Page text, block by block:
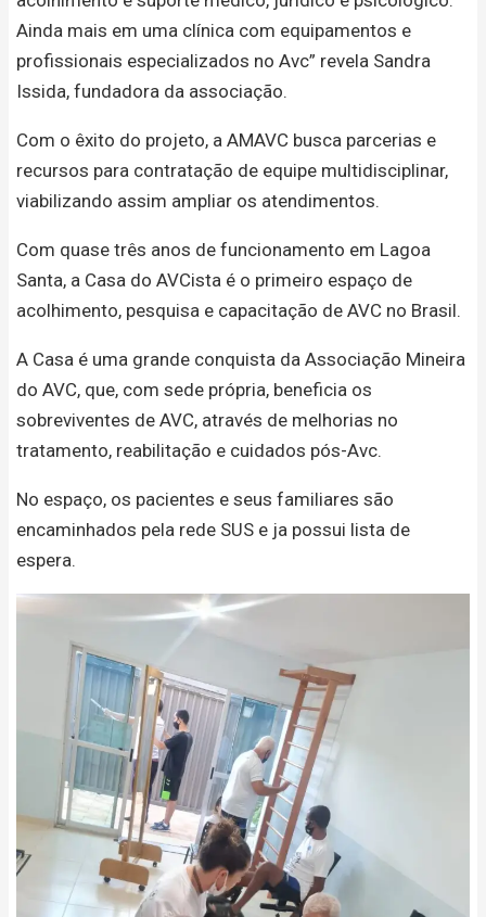
Ainda mais em uma clínica com equipamentos e
profissionais especializados no Avc” revela Sandra
Issida, fundadora da associação.
Com o êxito do projeto, a AMAVC busca parcerias e
recursos para contratação de equipe multidisciplinar,
viabilizando assim ampliar os atendimentos.
Com quase três anos de funcionamento em Lagoa
Santa, a Casa do AVCista é o primeiro espaço de
acolhimento, pesquisa e capacitação de AVC no Brasil.
A Casa é uma grande conquista da Associação Mineira
do AVC, que, com sede própria, beneficia os
sobreviventes de AVC, através de melhorias no
tratamento, reabilitação e cuidados pós-Avc.
No espaço, os pacientes e seus familiares são
encaminhados pela rede SUS e ja possui lista de
espera.